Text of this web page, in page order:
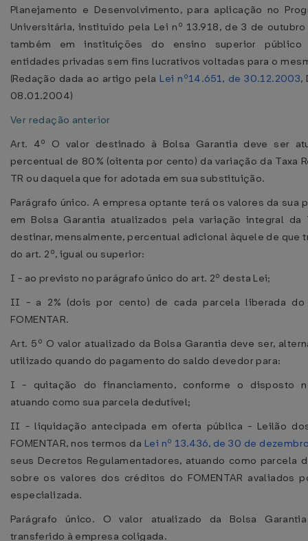
Planejamento e Desenvolvimento, para aplicação no
Universitária, instituído pela Lei nº 13.918, de 3 de
também em instituições do ensino superior
entidades privadas sem fins lucrativos voltadas para o
(Redação dada ao artigo pela Lei nº14.651, de 30.12.2003,
08.01.2004)
Ver redação anterior
Art. 4º O valor destinado à Bolsa Garantia deve ser
percentual de 80% (oitenta por cento) da variação da Taxa
TR ou daquela que for adotada em sua substituição.
Parágrafo único. A empresa optante terá os valores da sua
em Bolsa Garantia atualizados pela variação integral da
destinar, mensalmente, percentual adicional àquele de que
do art. 2º, igual ou superior:
I - ao previsto no parágrafo único do art. 2º desta Lei;
II - a 2% (dois por cento) de cada parcela liberada
FOMENTAR.
Art. 5º O valor atualizado da Bolsa Garantia deve ser,
utilizado quando do pagamento do saldo devedor para:
I - quitação do financiamento, conforme o disposto
atuando como sua parcela dedutível;
II - liquidação antecipada em oferta pública - Leilão
FOMENTAR, nos termos da Lei nº 13.436, de 30 de
seus Decretos Regulamentadores, atuando como parcela
sobre os valores dos créditos do FOMENTAR avaliados
especializada.
Parágrafo único. O valor atualizado da Bolsa
transferido à empresa coligada.